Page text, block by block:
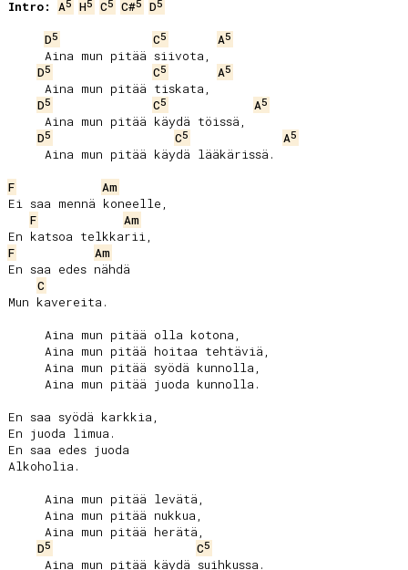
Intro: A5 H5 C5 C#5 D5
D5 C5 A5
D5 C5 A5
D5 C5 A5
D5 C5 A5
F
Am
Ei saa mennä koneelle,
F
Am
F
Am
En saa edes nähdä
C
Mun kavereita.
En saa syödä karkkia,
En juoda limua.
En saa edes juoda
Alkoholia.
D5 C5